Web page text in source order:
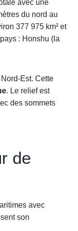
avec une
du nord au
377 975 km² et
: Honshu (la
Est. Cette
. Le relief est
des sommets
de
avec
son